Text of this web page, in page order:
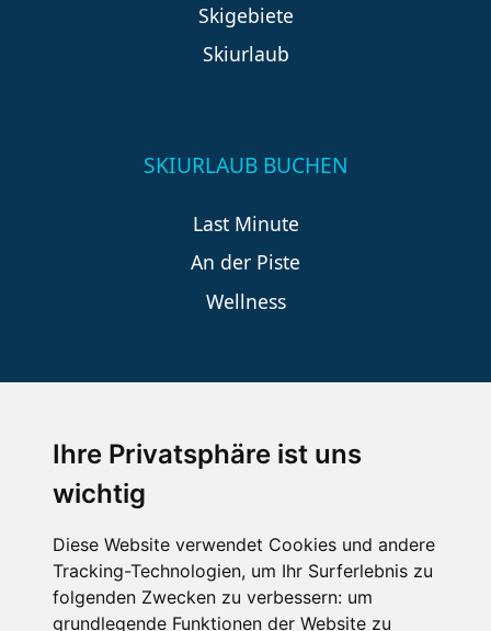
Ihre Privatsphäre ist uns
wichtig
Diese Website verwendet Cookies und andere
Tracking-Technologien, um Ihr Surferlebnis zu
folgenden Zwecken zu verbessern: um
grundlegende Funktionen der Website zu
Skigebiete
Skiurlaub
SKIURLAUB BUCHEN
Last Minute
An der Piste
Wellness
Die Schneehoehen Ski APP für iOS und Android - Ein
Muss für alle Wintersportler und Schneefreaks!